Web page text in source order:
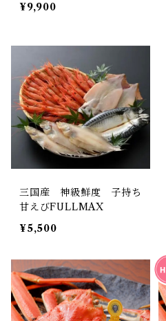
¥9,900
三国産 神級鮮度 子持ち
甘えびFULLMAX
¥5,500